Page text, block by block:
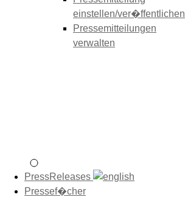
einstellen/ver�ffentlichen
Pressemitteilungen
verwalten
PressReleases
Pressef�cher